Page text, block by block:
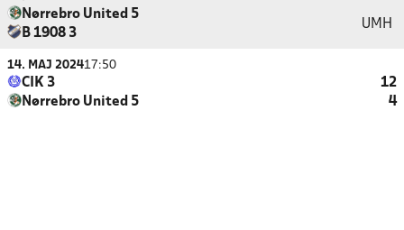
Nørrebro United 5
B 1908 3
UMH
14. MAJ 202417:50
CIK 3
12
Nørrebro United 5
4